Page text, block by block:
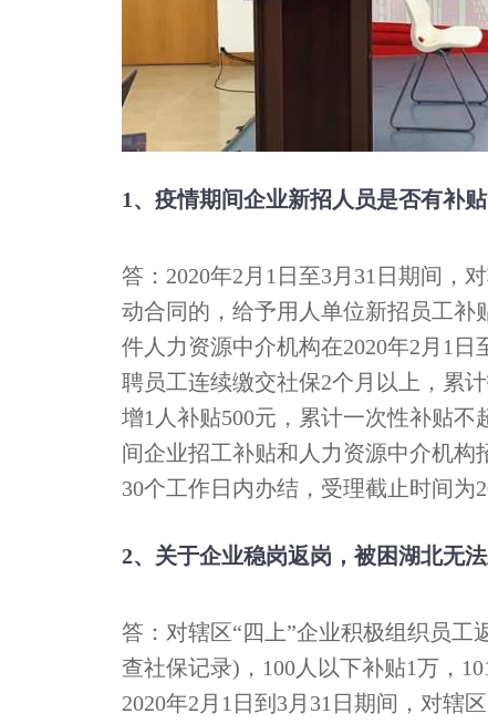
1、疫情期间企业新招人员是否有补
答：2020年2月1日至3月31日期间，
动合同的，给予用人单位新招员工补
件人力资源中介机构在2020年2月1
聘员工连续缴交社保2个月以上，累
增1人补贴500元，累计一次性补贴
间企业招工补贴和人力资源中介机
30个工作日内办结，受理截止时间为
2、关于企业稳岗返岗，被困湖北无
答：对辖区“四上”企业积极组织员工
查社保记录)，100人以下补贴1万，
2020年2月1日到3月31日期间，对辖